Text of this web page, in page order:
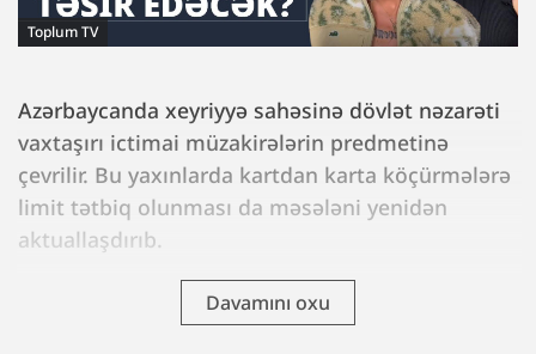
Toplum TV
Azərbaycanda xeyriyyə sahəsinə dövlət nəzarəti
vaxtaşırı ictimai müzakirələrin predmetinə
çevrilir. Bu yaxınlarda kartdan karta köçürmələrə
limit tətbiq olunması da məsələni yenidən
aktuallaşdırıb.
Davamını oxu